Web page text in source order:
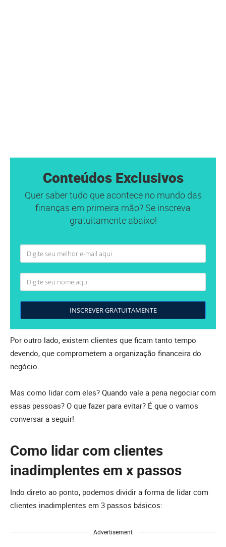
Conteúdos Exclusivos
Quer saber tudo que acontece no mundo das
finanças em primeira mão? Se inscreva
gratuitamente abaixo!
INSCREVER GRATUITAMENTE
Por outro lado, existem clientes que ficam tanto tempo
devendo, que comprometem a organização financeira do
negócio.
Mas como lidar com eles? Quando vale a pena negociar com
essas pessoas? O que fazer para evitar? É que o vamos
conversar a seguir!
Como lidar com clientes
inadimplentes em x passos
Indo direto ao ponto, podemos dividir a forma de lidar com
clientes inadimplentes em 3 passos básicos:
Advertisement